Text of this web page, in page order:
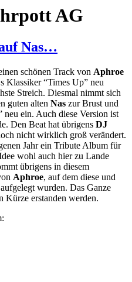
AG
Nas…
schönen Track von Aphroe
Klassiker “Times Up” neu
Streich. Diesmal nimmt sich
guten alten Nas zur Brust und
neu ein. Auch diese Version ist
Den Beat hat übrigens DJ
nicht wirklich groß verändert.
Jahr ein Tribute Album für
wohl auch hier zu Lande
übrigens in diesem
Aphroe, auf dem diese und
wurden. Das Ganze
Kürze erstanden werden.